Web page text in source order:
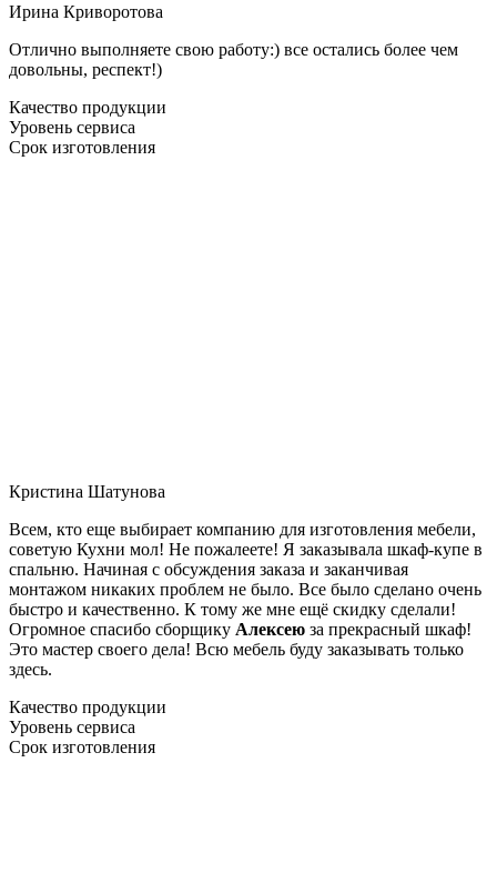
Ирина Криворотова
Отлично выполняете свою работу:) все остались более чем
довольны, респект!)
Качество продукции
Уровень сервиса
Срок изготовления
Кристина Шатунова
Всем, кто еще выбирает компанию для изготовления мебели,
советую Кухни мол! Не пожалеете! Я заказывала шкаф-купе в
спальню. Начиная с обсуждения заказа и заканчивая
монтажом никаких проблем не было. Все было сделано очень
быстро и качественно. К тому же мне ещё скидку сделали!
Огромное спасибо сборщику Алексею за прекрасный шкаф!
Это мастер своего дела! Всю мебель буду заказывать только
здесь.
Качество продукции
Уровень сервиса
Срок изготовления